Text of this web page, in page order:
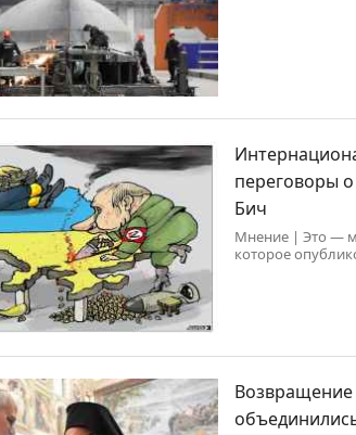
переговоры
Бич
Мнение | Это —
которое
Возвращение